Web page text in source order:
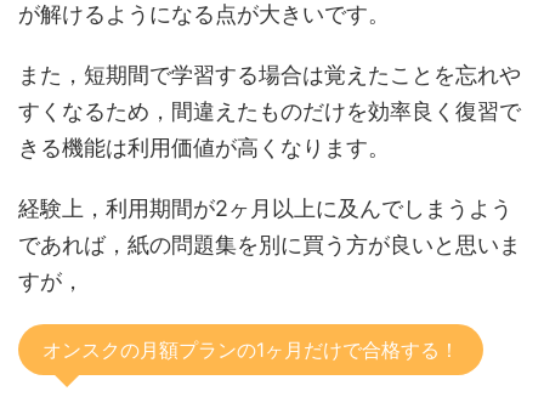
が解けるようになる点が大きいです。
また，短期間で学習する場合は覚えたことを忘れや
すくなるため，間違えたものだけを効率良く復習で
きる機能は利用価値が高くなります。
経験上，利用期間が2ヶ月以上に及んでしまうよう
であれば，紙の問題集を別に買う方が良いと思いま
すが，
オンスクの月額プランの1ヶ月だけで合格する！